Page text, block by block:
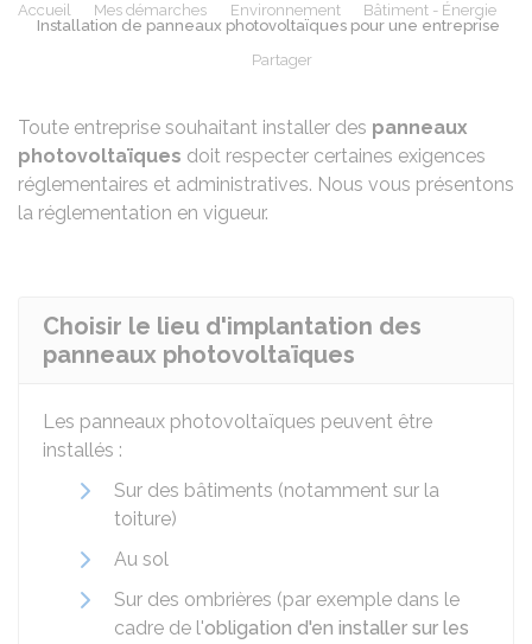
Accueil Mes démarches Environnement
Bâtiment - Énergie
Installation de panneaux photovoltaïques pour une entreprise
Partager
Toute entreprise souhaitant installer des panneaux
photovoltaïques doit respecter certaines exigences
réglementaires et administratives. Nous vous présentons
la réglementation en vigueur.
Choisir le lieu d'implantation des
panneaux photovoltaïques
Les panneaux photovoltaïques peuvent être
installés :
Sur des bâtiments (notamment sur la
toiture)
Au sol
Sur des ombrières (par exemple dans le
cadre de l'obligation d'en installer sur les